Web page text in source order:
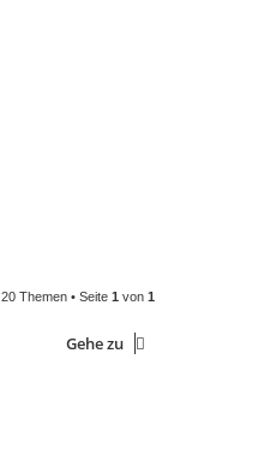
20 Themen • Seite 1 von 1
Gehe zu